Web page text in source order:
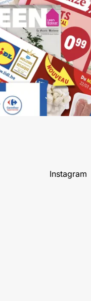
Instagram